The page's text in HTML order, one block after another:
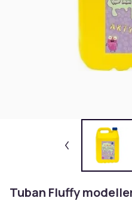
Tuban Fluffy